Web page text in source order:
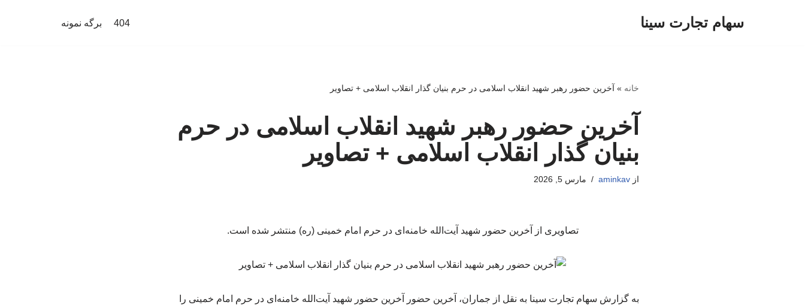
سهام تجارت سینا 404 برگه نمونه
خانه » آخرین حضور رهبر شهید انقلاب اسلامی در حرم بنیان گذار انقلاب اسلامی + تصاویر
آخرین حضور رهبر شهید انقلاب اسلامی در حرم
بنیان گذار انقلاب اسلامی + تصاویر
ازaminkav مارس 5, 2026
تصاویری از آخرین حضور شهید آیت‌الله خامنه‌ای در حرم امام خمینی (ره) منتشر شده است.
به گزارش سهام تجارت سینا به نقل از جماران، آخرین حضور آخرین حضور شهید آیت‌الله خامنه‌ای در حرم امام خمینی را